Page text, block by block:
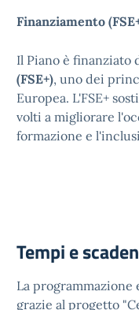
Finanziamento
Il Piano è finanziato
(FSE+), uno dei
Europea. L'FSE+
volti a migliorare
formazione e
Tempi e
La
grazie al progetto